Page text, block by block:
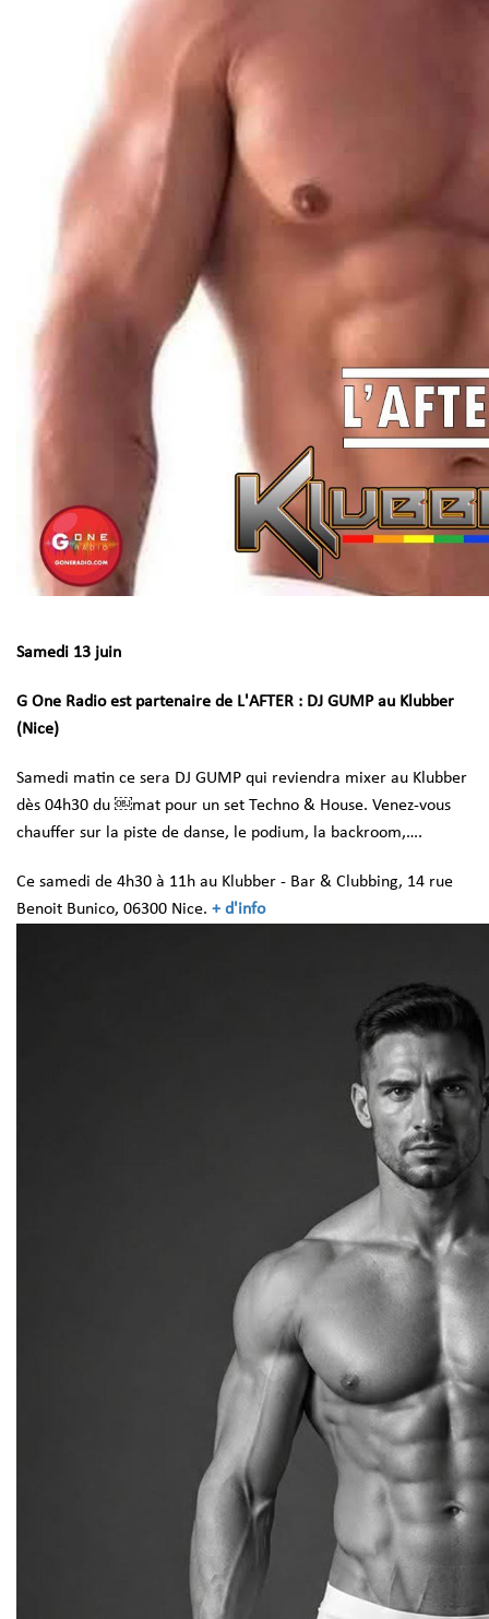
Samedi 13 juin
G One Radio est partenaire de L'AFTER : DJ GUMP au Klubber
(Nice)
Samedi matin ce sera DJ GUMP qui reviendra mixer au Klubber
dès 04h30 du ￼mat pour un set Techno & House. Venez-vous
chauffer sur la piste de danse, le podium, la backroom,….
Ce samedi de 4h30 à 11h au Klubber - Bar & Clubbing, 14 rue
Benoit Bunico, 06300 Nice. + d'info